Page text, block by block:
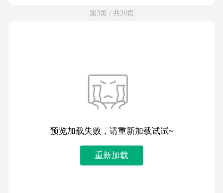
第3页 / 共20页
预览加载失败，请重新加载试试~
重新加载